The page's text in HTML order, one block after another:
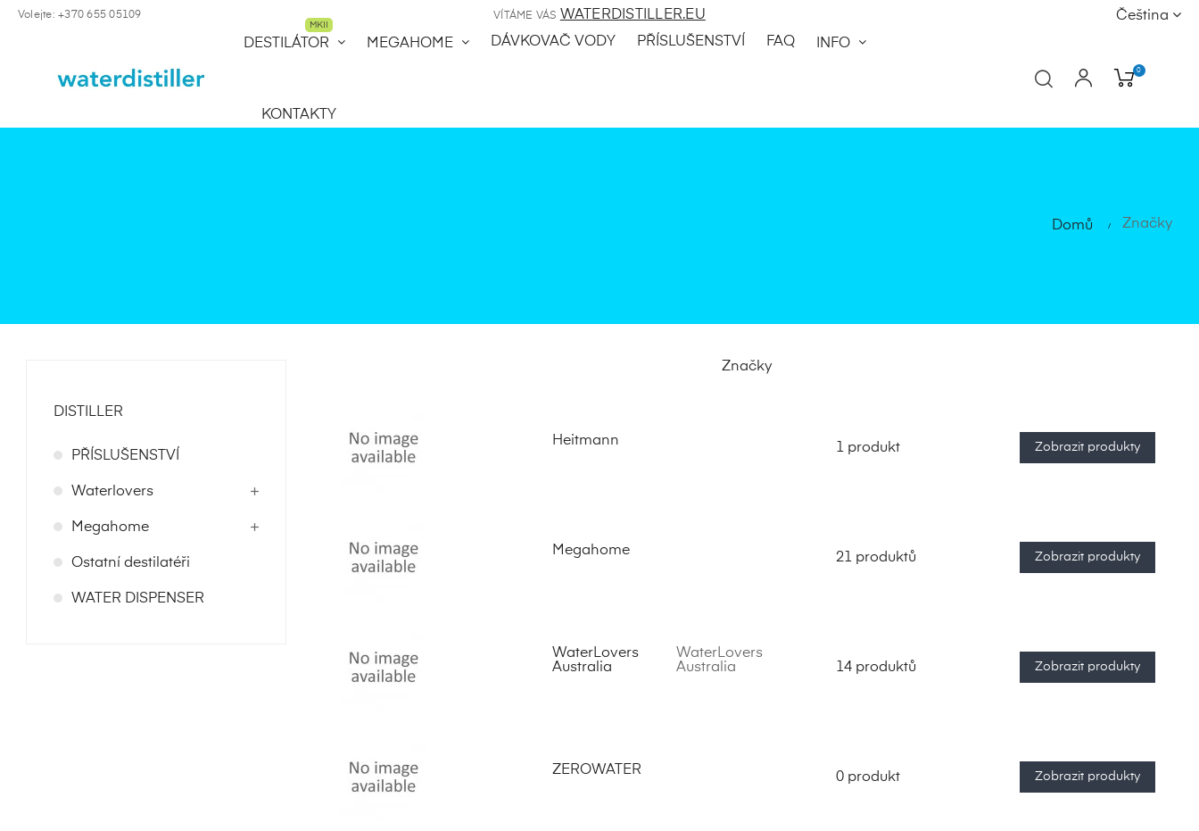
Volejte: +370 655 05109 VÍTÁME VÁS WATERDISTILLER.EU
Čeština
DESTILÁTOR
MKII
MEGAHOME DÁVKOVAČ VODY PŘÍSLUŠENSTVÍ FAQ INFO
KONTAKTY
0
Domů Značky
DISTILLER
PŘÍSLUŠENSTVÍ
Waterlovers
Megahome
Ostatní destilatéři
WATER DISPENSER
Značky
Heitmann 1 produkt Zobrazit produkty
Megahome 21 produktů Zobrazit produkty
WaterLovers
Australia
WaterLovers
Australia
14 produktů Zobrazit produkty
ZEROWATER 0 produkt Zobrazit produkty